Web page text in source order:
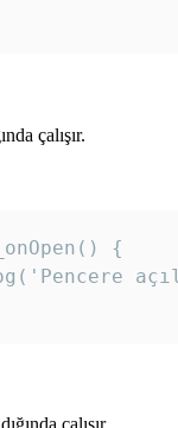
çalışır.
{
çalışır.